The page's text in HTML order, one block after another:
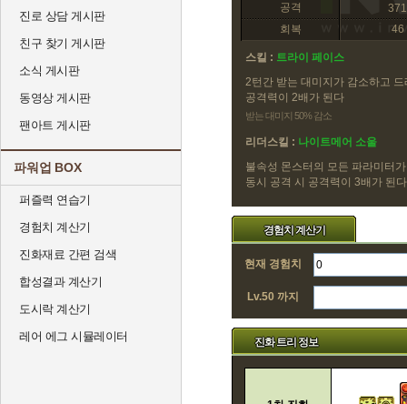
진로 상담 게시판
친구 찾기 게시판
소식 게시판
동영상 게시판
팬아트 게시판
파워업 BOX
퍼즐력 연습기
경험치 계산기
진화재료 간편 검색
합성결과 계산기
도시락 계산기
레어 에그 시뮬레이터
공격
371
회복
46
스킬 : 트라이 페이스
2턴간 받는 대미지가 감소하고
공격력이 2배가 된다
받는 대미지 50% 감소
리더스킬 : 나이트메어 소울
불속성 몬스터의 모든 파라미터
동시 공격 시 공격력이 3배가 된다
경험치 계산기
현재 경험치
Lv.50 까지
진화 트리 정보